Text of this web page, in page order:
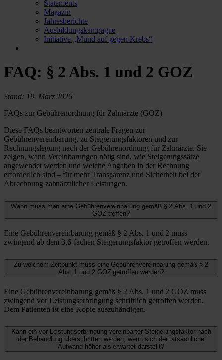
Statements
Magazin
Jahresberichte
Ausbildungskampagne
Initiative „Mund auf gegen Krebs“
FAQ: § 2 Abs. 1 und 2 GOZ
Stand: 19. März 2026
FAQs zur Gebührenordnung für Zahnärzte (GOZ)
Diese FAQs beantworten zentrale Fragen zur
Gebührenvereinbarung, zu Steigerungsfaktoren und zur
Rechnungslegung nach der Gebührenordnung für Zahnärzte. Sie
zeigen, wann Vereinbarungen nötig sind, wie Steigerungssätze
angewendet werden und welche Angaben in der Rechnung
erforderlich sind – für mehr Transparenz und Sicherheit bei der
Abrechnung zahnärztlicher Leistungen.
Wann muss man eine Gebührenvereinbarung gemäß § 2 Abs. 1 und 2
GOZ treffen?
Eine Gebührenvereinbarung gemäß § 2 Abs. 1 und 2 muss
zwingend ab dem 3,6-fachen Steigerungsfaktor getroffen werden.
Zu welchem Zeitpunkt muss eine Gebührenvereinbarung gemäß § 2
Abs. 1 und 2 GOZ getroffen werden?
Eine Gebührenvereinbarung gemäß § 2 Abs. 1 und 2 GOZ muss
zwingend vor Leistungserbringung schriftlich getroffen werden.
Dem Patienten ist eine Kopie auszuhändigen.
Kann ein vor Leistungserbringung vereinbarter Steigerungsfaktor nach
der Behandlung überschritten werden, wenn sich der tatsächliche
Aufwand höher als erwartet darstellt?